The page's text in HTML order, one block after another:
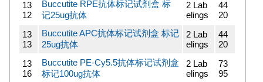
13
12
Buccutite RPE抗体标记试剂盒 标
记25ug抗体
2 Lab
elings
44
20
13
13
Buccutite APC抗体标记试剂盒 标记
25ug抗体
2 Lab
elings
44
20
13
16
Buccutite PE-Cy5.5抗体标记试剂盒
标记100ug抗体
2 Lab
elings
73
95